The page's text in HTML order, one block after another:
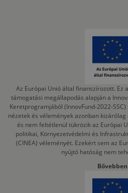
Az Európai Unió által finanszírozott. Ez
támogatási megállapodás alapján a
Keretprogramjából (InnovFund-2022-
nézetek és vélemények azonban
és nem feltétlenül tükrözik az Európai
politikai, Környezetvédelmi és
(CINEA) véleményét. Ezekért sem az
nyújtó hatóság nem
Bővebben